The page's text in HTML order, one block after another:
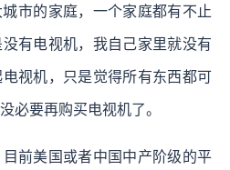
市的家庭，一个家庭都有不止
有电视机，我自己家里就没有
视机，只是觉得所有东西都可
必要再购买电视机了。
前美国或者中国中产阶级的平